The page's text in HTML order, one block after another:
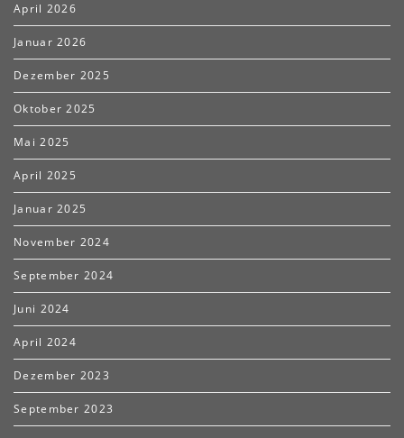
April 2026
Januar 2026
Dezember 2025
Oktober 2025
Mai 2025
April 2025
Januar 2025
November 2024
September 2024
Juni 2024
April 2024
Dezember 2023
September 2023